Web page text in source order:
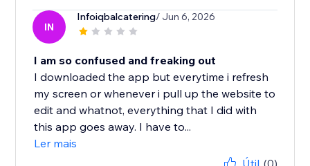
IN
Infoiqbalcatering/ Jun 6, 2026
I am so confused and freaking out
I downloaded the app but everytime i refresh
my screen or whenever i pull up the website to
edit and whatnot, everything that I did with
this app goes away. I have to...
Ler mais